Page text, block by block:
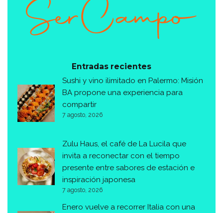
Entradas recientes
Sushi y vino ilimitado en Palermo: Misión
BA propone una experiencia para
compartir
7 agosto, 2026
Zulu Haus, el café de La Lucila que
invita a reconectar con el tiempo
presente entre sabores de estación e
inspiración japonesa
7 agosto, 2026
Enero vuelve a recorrer Italia con una